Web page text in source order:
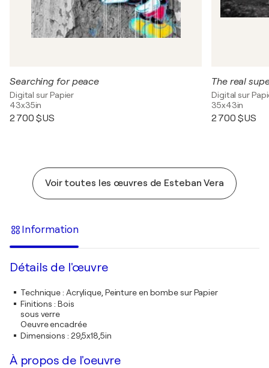
Searching for peace
Digital sur Papier
43x35in
2 700 $US
The real
Digital sur
35x43in
2 700 $US
Voir toutes les œuvres de Esteban Vera
Information
Détails de l'œuvre
Technique: Acrylique, Peinture en bombe sur Papier
Finitions : Bois
sous verre
Oeuvre encadrée
Dimensions : 29,5x18,5in
À propos de l'oeuvre